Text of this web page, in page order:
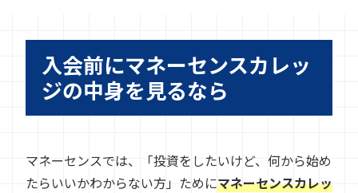
入会前にマネーセンスカレッ
ジの中身を見るなら
マネーセンスでは、「投資をしたいけど、何から始め
たらいいかわからない方」ためにマネーセンスカレッ